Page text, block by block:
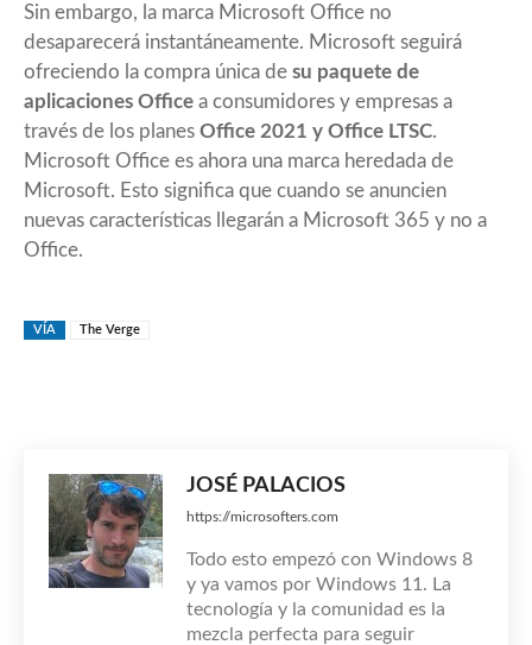
Sin embargo, la marca Microsoft Office no
desaparecerá instantáneamente. Microsoft seguirá
ofreciendo la compra única de su paquete de
aplicaciones Office a consumidores y empresas a
través de los planes Office 2021 y Office LTSC.
Microsoft Office es ahora una marca heredada de
Microsoft. Esto significa que cuando se anuncien
nuevas características llegarán a Microsoft 365 y no a
Office.
VÍA The Verge
JOSÉ PALACIOS
https://microsofters.com
Todo esto empezó con Windows 8
y ya vamos por Windows 11. La
tecnología y la comunidad es la
mezcla perfecta para seguir